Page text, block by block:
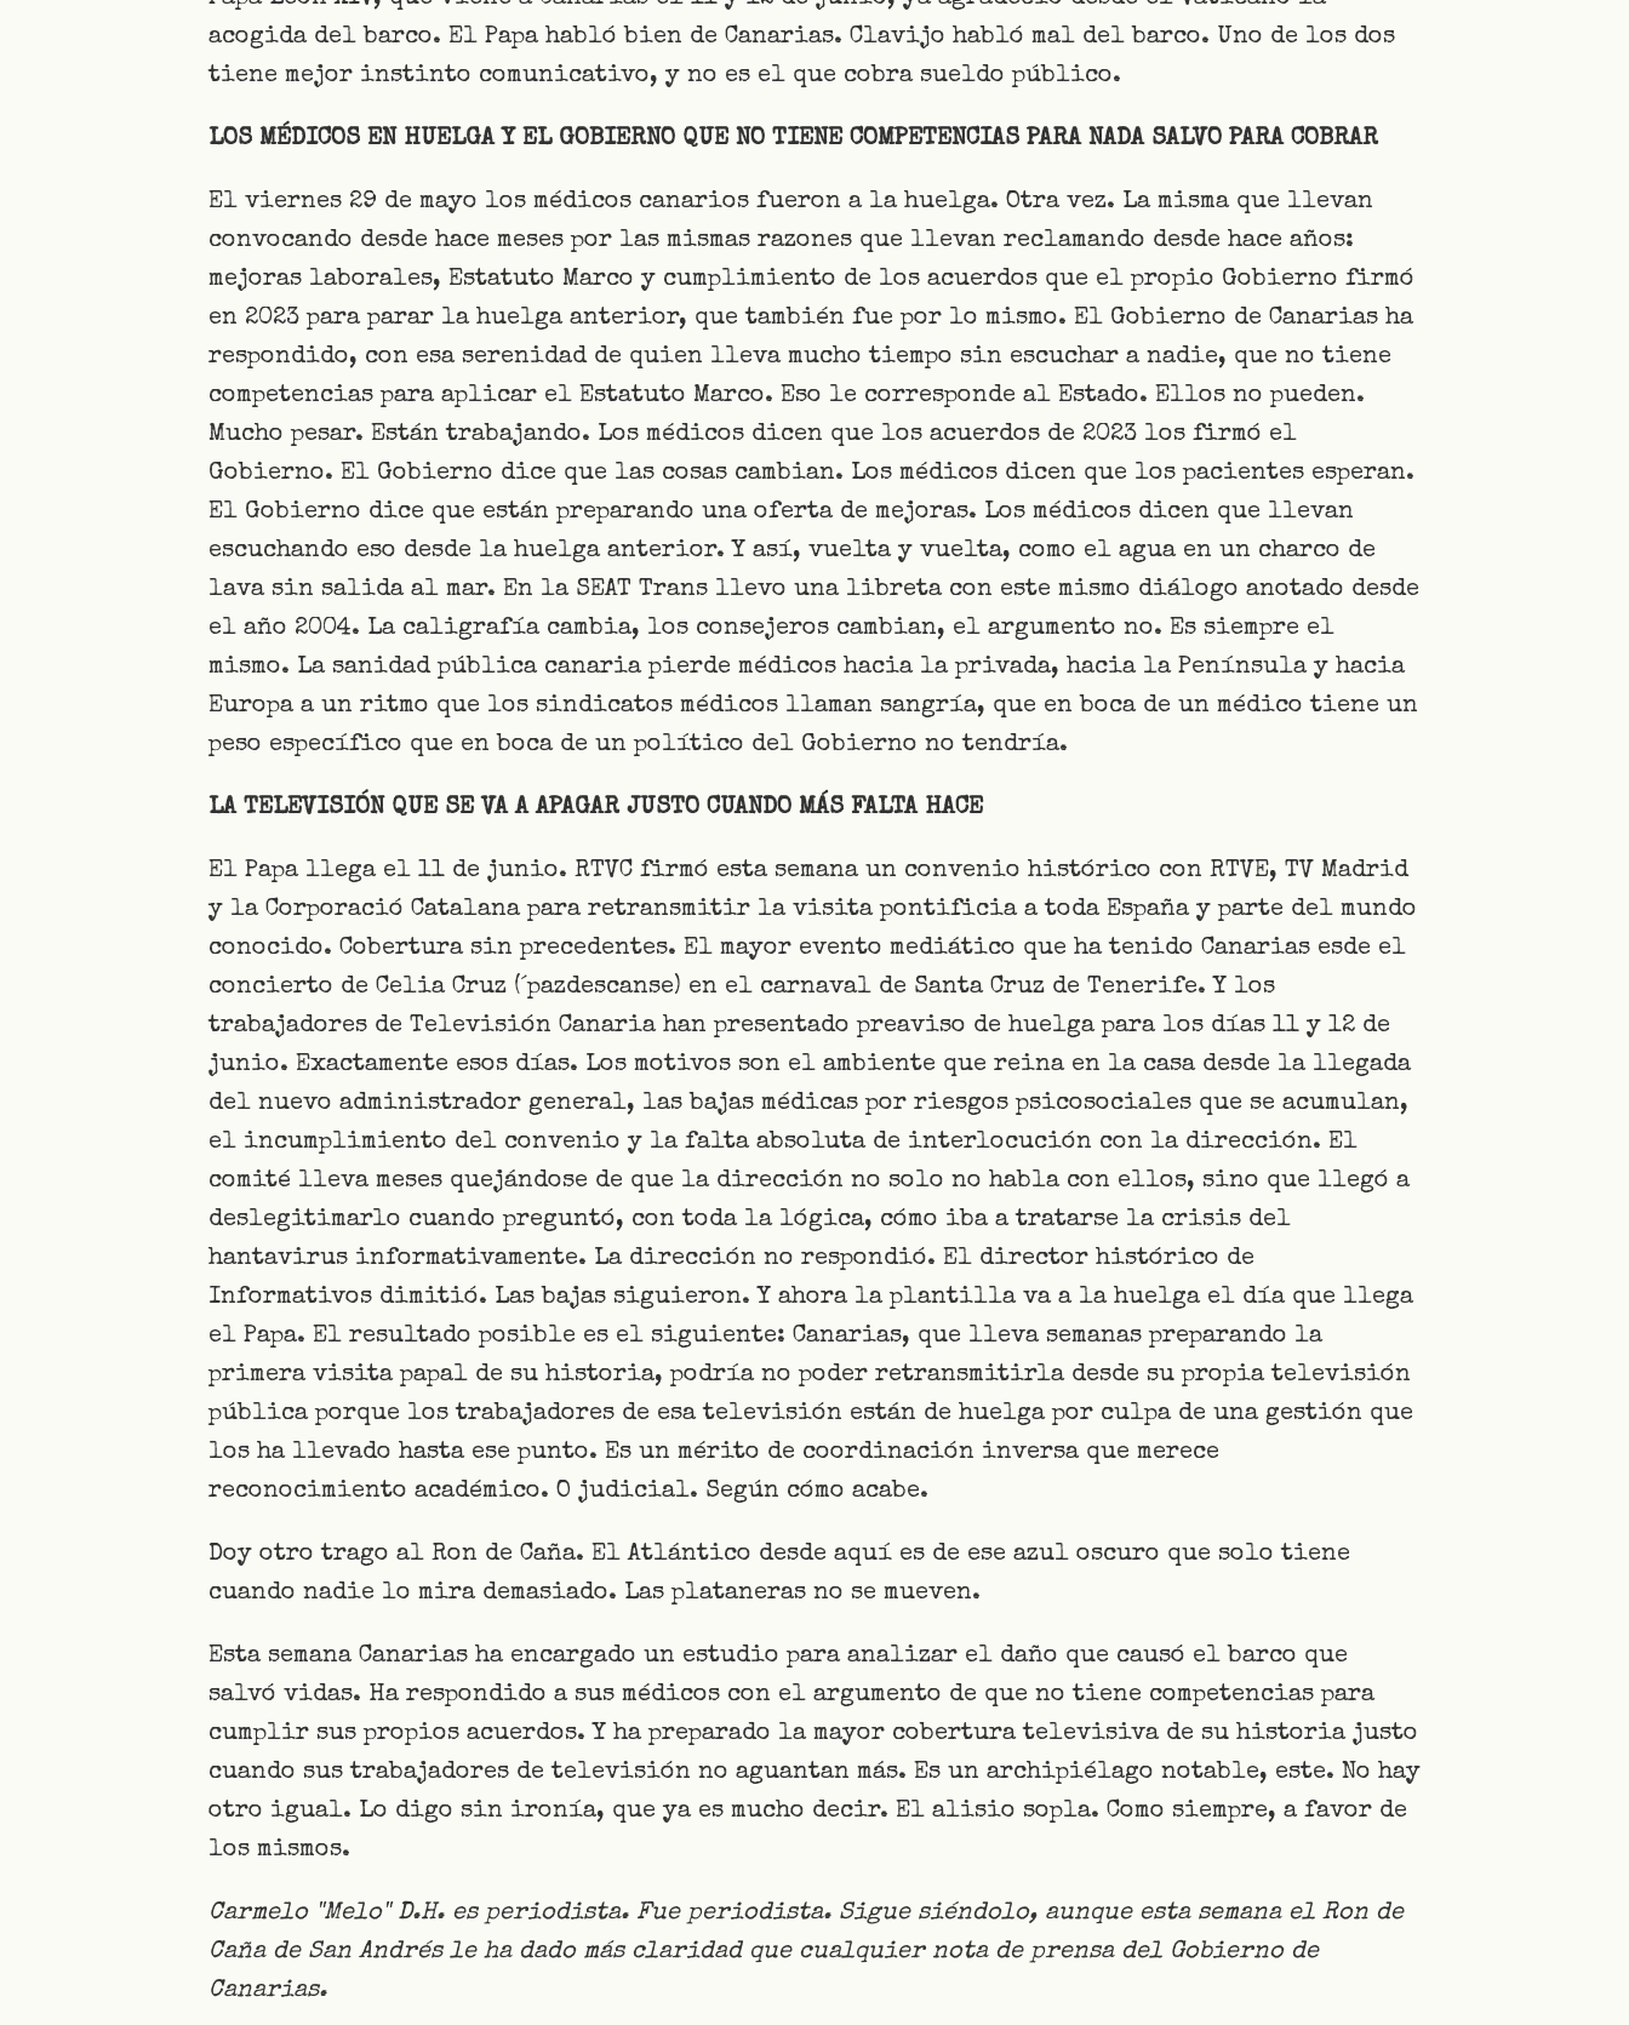
acogida del barco. El Papa habló bien de Canarias. Clavijo habló mal del barco. Uno de los dos
tiene mejor instinto comunicativo, y no es el que cobra sueldo público.
LOS MÉDICOS EN HUELGA Y EL GOBIERNO QUE NO TIENE COMPETENCIAS PARA NADA SALVO PARA COBRAR
El viernes 29 de mayo los médicos canarios fueron a la huelga. Otra vez. La misma que llevan
convocando desde hace meses por las mismas razones que llevan reclamando desde hace años:
mejoras laborales, Estatuto Marco y cumplimiento de los acuerdos que el propio Gobierno firmó
en 2023 para parar la huelga anterior, que también fue por lo mismo. El Gobierno de Canarias ha
respondido, con esa serenidad de quien lleva mucho tiempo sin escuchar a nadie, que no tiene
competencias para aplicar el Estatuto Marco. Eso le corresponde al Estado. Ellos no pueden.
Mucho pesar. Están trabajando. Los médicos dicen que los acuerdos de 2023 los firmó el
Gobierno. El Gobierno dice que las cosas cambian. Los médicos dicen que los pacientes esperan.
El Gobierno dice que están preparando una oferta de mejoras. Los médicos dicen que llevan
escuchando eso desde la huelga anterior. Y así, vuelta y vuelta, como el agua en un charco de
lava sin salida al mar. En la SEAT Trans llevo una libreta con este mismo diálogo anotado desde
el año 2004. La caligrafía cambia, los consejeros cambian, el argumento no. Es siempre el
mismo. La sanidad pública canaria pierde médicos hacia la privada, hacia la Península y hacia
Europa a un ritmo que los sindicatos médicos llaman sangría, que en boca de un médico tiene un
peso específico que en boca de un político del Gobierno no tendría.
LA TELEVISIÓN QUE SE VA A APAGAR JUSTO CUANDO MÁS FALTA HACE
El Papa llega el 11 de junio. RTVC firmó esta semana un convenio histórico con RTVE, TV Madrid
y la Corporació Catalana para retransmitir la visita pontificia a toda España y parte del mundo
conocido. Cobertura sin precedentes. El mayor evento mediático que ha tenido Canarias esde el
concierto de Celia Cruz (´pazdescanse) en el carnaval de Santa Cruz de Tenerife. Y los
trabajadores de Televisión Canaria han presentado preaviso de huelga para los días 11 y 12 de
junio. Exactamente esos días. Los motivos son el ambiente que reina en la casa desde la llegada
del nuevo administrador general, las bajas médicas por riesgos psicosociales que se acumulan,
el incumplimiento del convenio y la falta absoluta de interlocución con la dirección. El
comité lleva meses quejándose de que la dirección no solo no habla con ellos, sino que llegó a
deslegitimarlo cuando preguntó, con toda la lógica, cómo iba a tratarse la crisis del
hantavirus informativamente. La dirección no respondió. El director histórico de
Informativos dimitió. Las bajas siguieron. Y ahora la plantilla va a la huelga el día que llega
el Papa. El resultado posible es el siguiente: Canarias, que lleva semanas preparando la
primera visita papal de su historia, podría no poder retransmitirla desde su propia televisión
pública porque los trabajadores de esa televisión están de huelga por culpa de una gestión que
los ha llevado hasta ese punto. Es un mérito de coordinación inversa que merece
reconocimiento académico. O judicial. Según cómo acabe.
Doy otro trago al Ron de Caña. El Atlántico desde aquí es de ese azul oscuro que solo tiene
cuando nadie lo mira demasiado. Las plataneras no se mueven.
Esta semana Canarias ha encargado un estudio para analizar el daño que causó el barco que
salvó vidas. Ha respondido a sus médicos con el argumento de que no tiene competencias para
cumplir sus propios acuerdos. Y ha preparado la mayor cobertura televisiva de su historia justo
cuando sus trabajadores de televisión no aguantan más. Es un archipiélago notable, este. No hay
otro igual. Lo digo sin ironía, que ya es mucho decir. El alisio sopla. Como siempre, a favor de
los mismos.
Carmelo "Melo" D.H. es periodista. Fue periodista. Sigue siéndolo, aunque esta semana el Ron de
Caña de San Andrés le ha dado más claridad que cualquier nota de prensa del Gobierno de
Canarias.